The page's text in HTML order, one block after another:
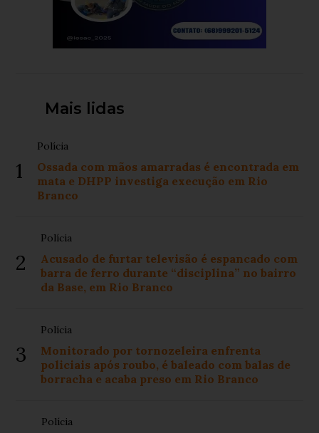
Mais lidas
1
Polícia
Ossada com mãos amarradas é encontrada em
mata e DHPP investiga execução em Rio
Branco
2
Polícia
Acusado de furtar televisão é espancado com
barra de ferro durante “disciplina” no bairro
da Base, em Rio Branco
3
Polícia
Monitorado por tornozeleira enfrenta
policiais após roubo, é baleado com balas de
borracha e acaba preso em Rio Branco
Polícia